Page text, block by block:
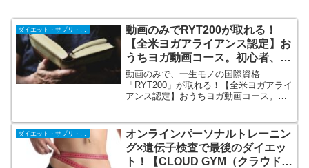
動画のみでRYT200が取れる！
【全米ヨガアライアンス認定】お
うちヨガ動画コース。初心者、ヨ
ガ未経験者OK！
動画のみで、一生モノの国際資格
「RYT200」が取れる！【全米ヨガアライ
アンス認定】おうちヨガ動画コース。初
の有効活用→中間試験と卒業試験以外は
全て動画のため、日々はスマホで学習が
可能。
オンラインパーソナルトレーニン
グ×遺伝子検査で最後のダイエッ
ト！【CLOUD GYM（クラウドジ